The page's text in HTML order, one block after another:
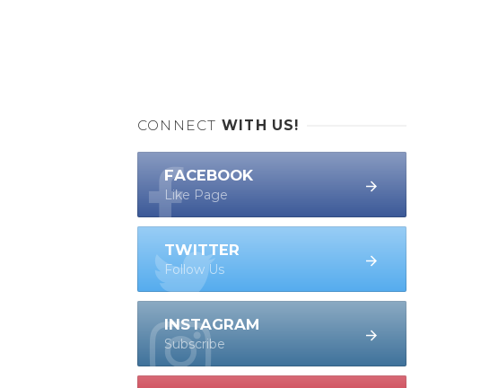
CONNECT WITH US!
FACEBOOK
Like Page
TWITTER
Follow Us
INSTAGRAM
Subscribe